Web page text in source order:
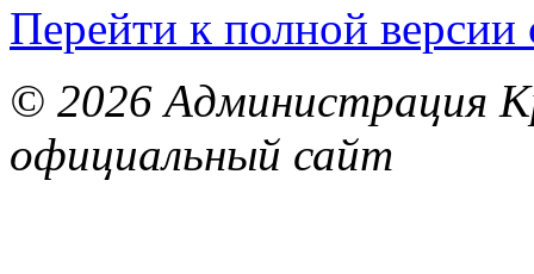
Перейти к полной версии
© 2026 Администрация
официальный сайт